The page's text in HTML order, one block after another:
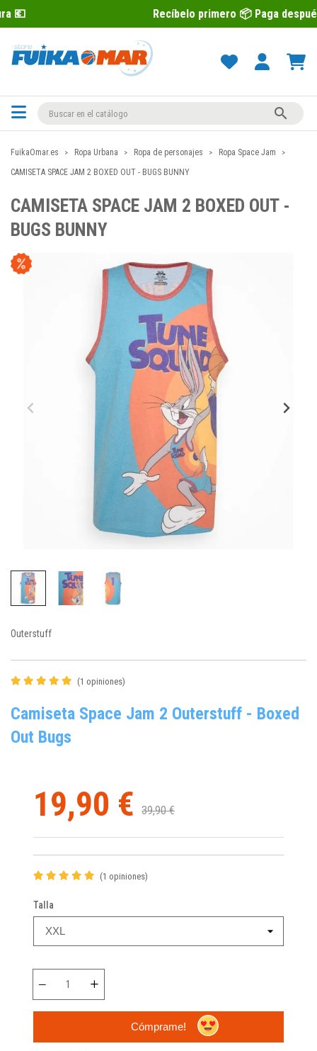
Recíbelo primero 📦 Paga después con Sequra

FuikaOmar.es Ropa Urbana Ropa de personajes
Ropa Space Jam
CAMISETA SPACE JAM 2 BOXED OUT - BUGS BUNNY
CAMISETA SPACE JAM 2 BOXED OUT -
BUGS BUNNY
Outerstuff
(1 opiniones)
Camiseta Space Jam 2 Outerstuff - Boxed
Out Bugs
19,90 € 39,90 €
(1 opiniones)
Talla
Cómprame!